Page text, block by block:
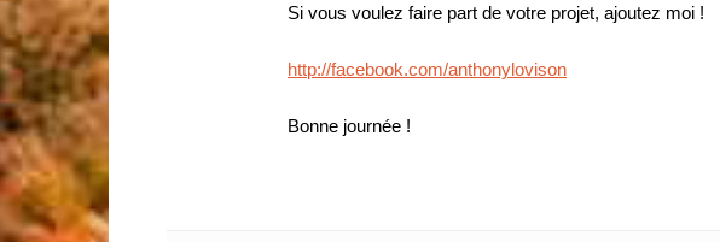
Si vous voulez faire part de votre projet, ajoutez moi !
http://facebook.com/anthonylovison
Bonne journée !